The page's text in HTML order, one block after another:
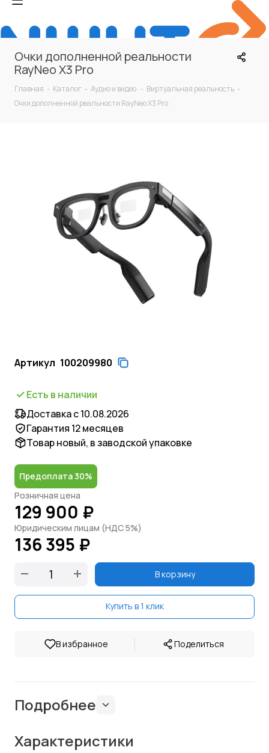
Очки дополненной реальности
RayNeo X3 Pro
Главная - Каталог - Аудио и видео - Виртуальная реальность -
Очки дополненной реальности RayNeo X3 Pro
Артикул 100209980
Есть в наличии
Доставка с 10.08.2026
Гарантия 12 месяцев
Товар новый, в заводской упаковке
Предоплата 30%
Розничная цена
129 900 ₽
Юридическим лицам (НДС 5%)
136 395 ₽
В корзину
Купить в 1 клик
В избранное | Поделиться
Подробнее
Характеристики